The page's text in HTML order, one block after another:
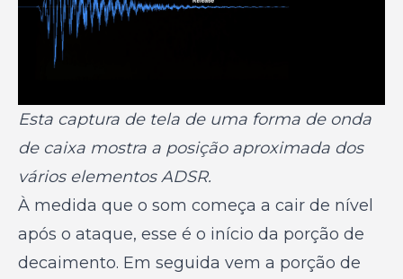
Esta captura de tela de uma forma de onda
de caixa mostra a posição aproximada dos
vários elementos ADSR.
À medida que o som começa a cair de nível
após o ataque, esse é o início da porção de
decaimento. Em seguida vem a porção de